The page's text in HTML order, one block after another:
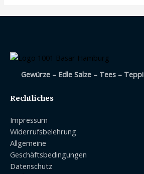
Gewürze – Edle Salze – Tees –
Rechtliches
Impressum
Widerrufsbelehrung
Allgemeine
Geschäftsbedingungen
Datenschutz